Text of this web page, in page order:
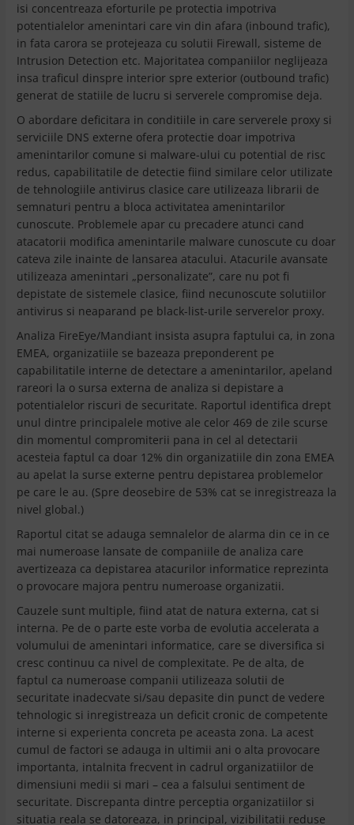
isi concentreaza eforturile pe protectia impotriva
potentialelor amenintari care vin din afara (inbound trafic),
in fata carora se protejeaza cu solutii Firewall, sisteme de
Intrusion Detection etc. Majoritatea companiilor neglijeaza
insa traficul dinspre interior spre exterior (outbound trafic)
generat de statiile de lucru si serverele compromise deja.
O abordare deficitara in conditiile in care serverele proxy si
serviciile DNS externe ofera protectie doar impotriva
amenintarilor comune si malware-ului cu potential de risc
redus, capabilitatile de detectie fiind similare celor utilizate
de tehnologiile antivirus clasice care utilizeaza librarii de
semnaturi pentru a bloca activitatea amenintarilor
cunoscute. Problemele apar cu precadere atunci cand
atacatorii modifica amenintarile malware cunoscute cu doar
cateva zile inainte de lansarea atacului. Atacurile avansate
utilizeaza amenintari „personalizate”, care nu pot fi
depistate de sistemele clasice, fiind necunoscute solutiilor
antivirus si neaparand pe black-list-urile serverelor proxy.
Analiza FireEye/Mandiant insista asupra faptului ca, in zona
EMEA, organizatiile se bazeaza preponderent pe
capabilitatile interne de detectare a amenintarilor, apeland
rareori la o sursa externa de analiza si depistare a
potentialelor riscuri de securitate. Raportul identifica drept
unul dintre principalele motive ale celor 469 de zile scurse
din momentul compromiterii pana in cel al detectarii
acesteia faptul ca doar 12% din organizatiile din zona EMEA
au apelat la surse externe pentru depistarea problemelor
pe care le au. (Spre deosebire de 53% cat se inregistreaza la
nivel global.)
Raportul citat se adauga semnalelor de alarma din ce in ce
mai numeroase lansate de companiile de analiza care
avertizeaza ca depistarea atacurilor informatice reprezinta
o provocare majora pentru numeroase organizatii.
Cauzele sunt multiple, fiind atat de natura externa, cat si
interna. Pe de o parte este vorba de evolutia accelerata a
volumului de amenintari informatice, care se diversifica si
cresc continuu ca nivel de complexitate. Pe de alta, de
faptul ca numeroase companii utilizeaza solutii de
securitate inadecvate si/sau depasite din punct de vedere
tehnologic si inregistreaza un deficit cronic de competente
interne si experienta concreta pe aceasta zona. La acest
cumul de factori se adauga in ultimii ani o alta provocare
importanta, intalnita frecvent in cadrul organizatiilor de
dimensiuni medii si mari – cea a falsului sentiment de
securitate. Discrepanta dintre perceptia organizatiilor si
situatia reala se datoreaza, in principal, vizibilitatii reduse